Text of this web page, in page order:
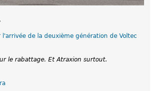
.
de la deuxième génération de Voltec
le rabattage. Et Atraxion surtout.